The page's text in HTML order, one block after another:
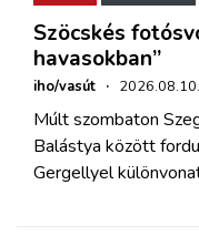
Szöcskés
havasokban”
iho/vasút ·
Múlt szombaton
Balástya között
Gergellyel